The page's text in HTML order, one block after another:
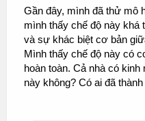
Gần đây, mình đã thử mô
mình thấy chế độ này khá
và sự khác biệt cơ bản
Mình thấy chế độ này có
hoàn toàn. Cả nhà có
này không? Có ai đã